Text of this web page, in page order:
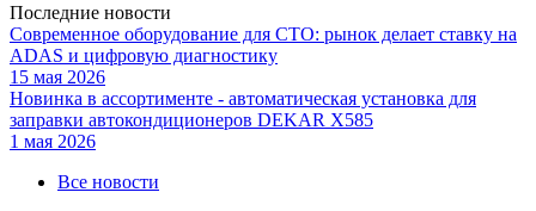
Последние новости
Современное оборудование для СТО: рынок делает ставку на
ADAS и цифровую диагностику
15 мая 2026
Новинка в ассортименте - автоматическая установка для
заправки автокондиционеров DEKAR X585
1 мая 2026
Все новости